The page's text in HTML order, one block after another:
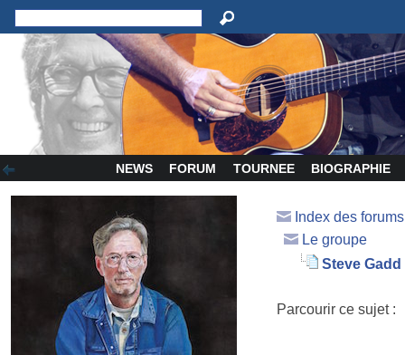
NEWS FORUM TOURNEE BIOGRAPHIE
Index des
Le groupe
Steve
Parcourir ce sujet